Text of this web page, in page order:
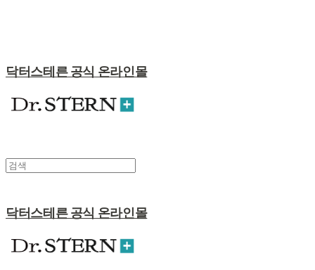
닥터스테른 공식 온라인몰
닥터스테른 공식 온라인몰